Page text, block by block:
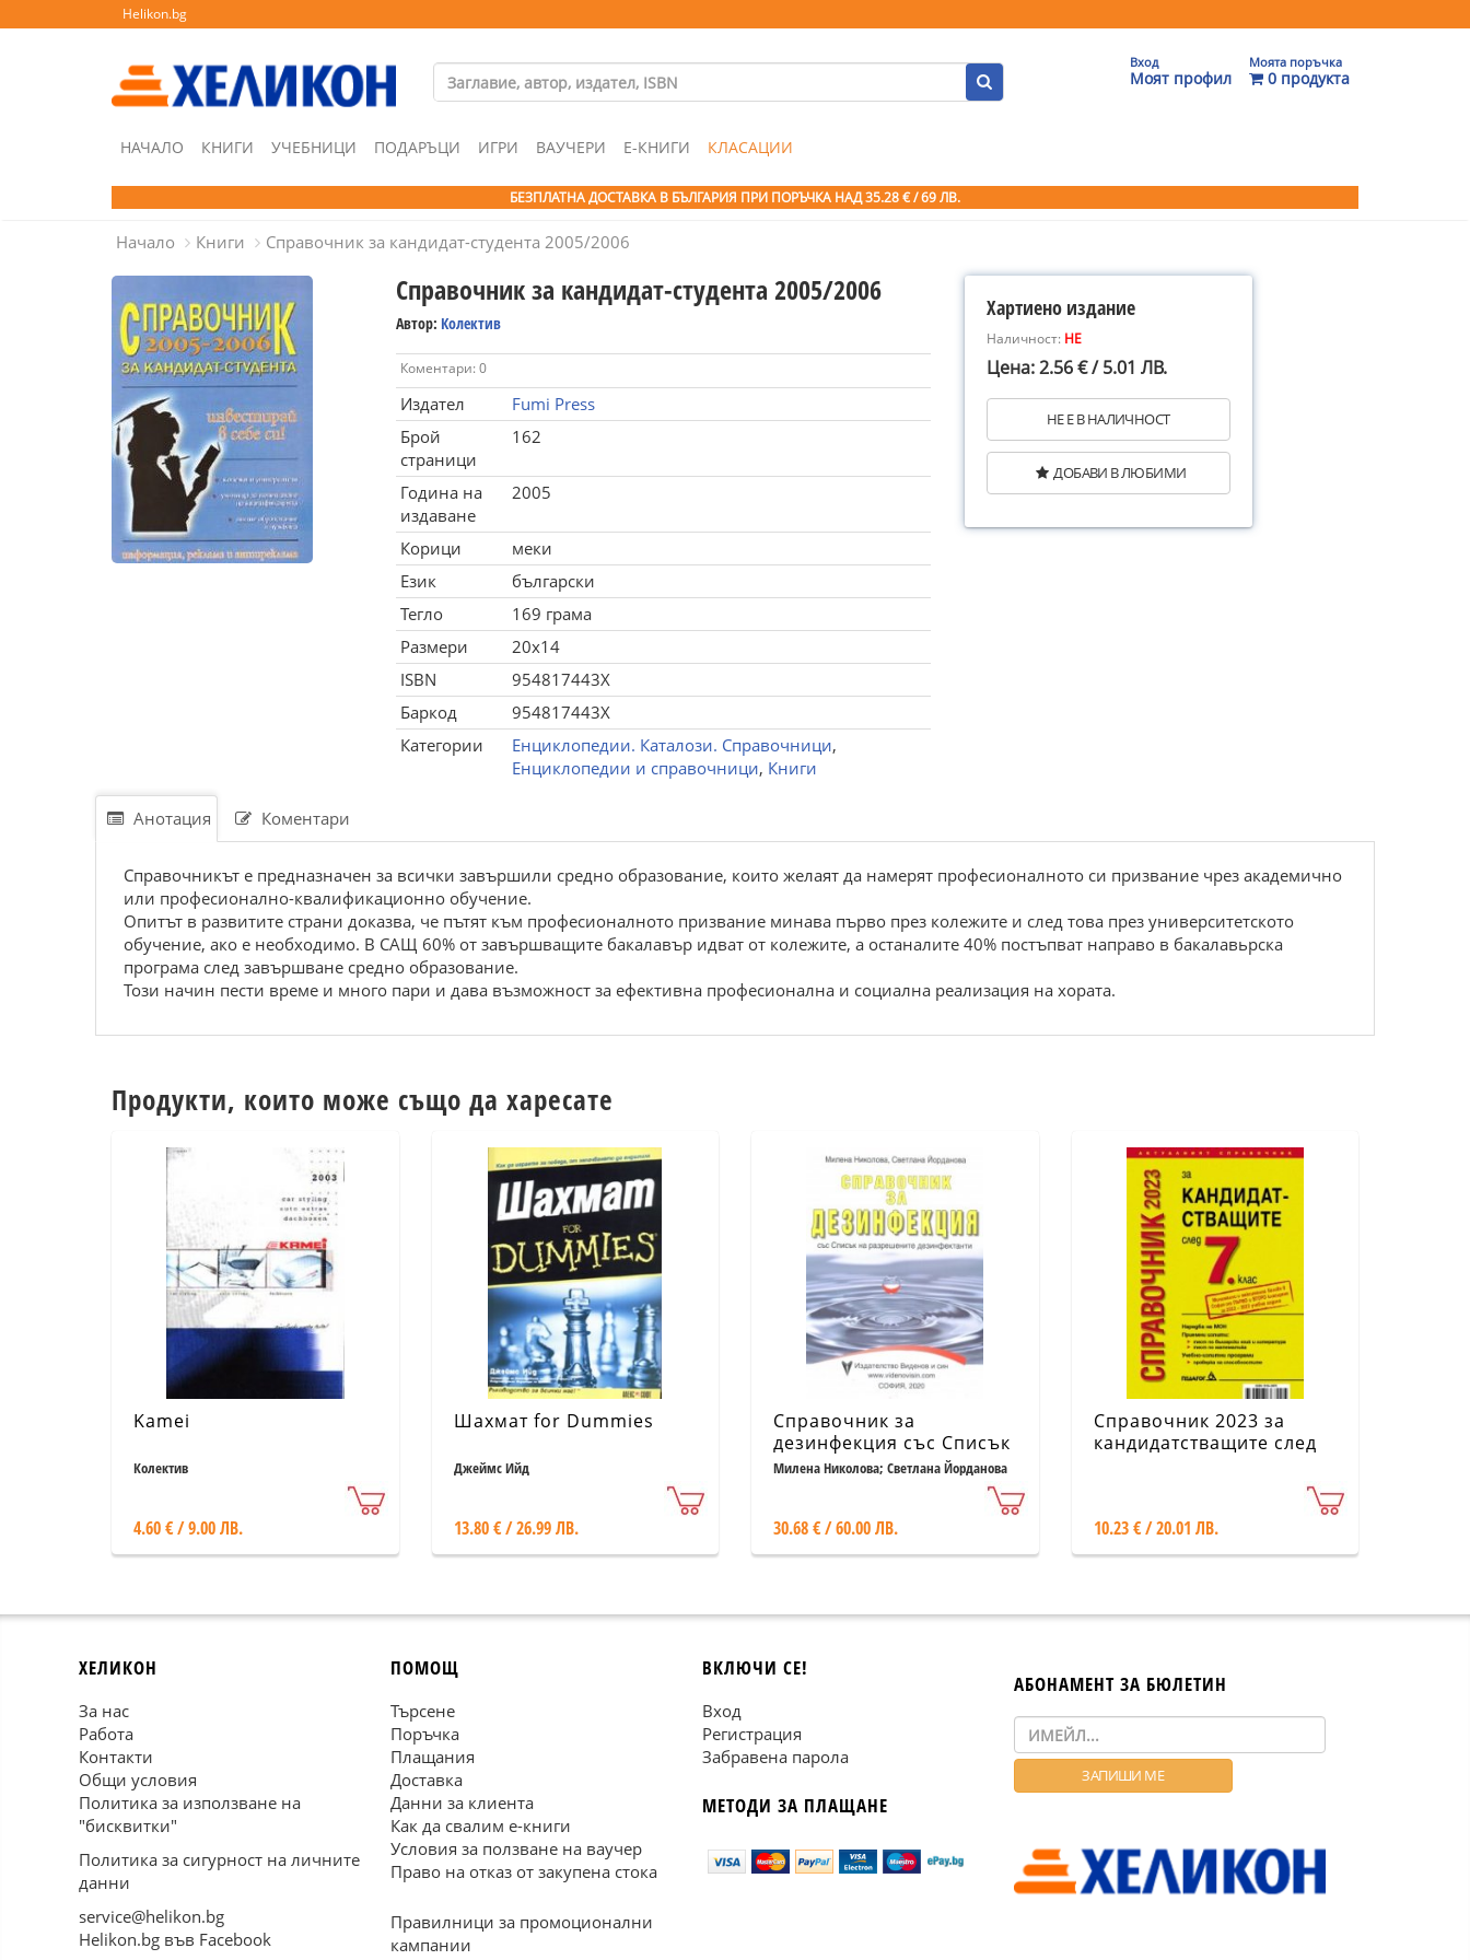
Helikon.bg
Вход
Моят профил
Моята поръчка
0 продукта
НАЧАЛО КНИГИ УЧЕБНИЦИ ПОДАРЪЦИ ИГРИ ВАУЧЕРИ Е-КНИГИ КЛАСАЦИИ
БЕЗПЛАТНА ДОСТАВКА В БЪЛГАРИЯ ПРИ ПОРЪЧКА НАД 35.28 € / 69 ЛВ.
Начало Книги Справочник за кандидат-студента 2005/2006
Справочник за кандидат-студента 2005/2006
Автор: Колектив
Коментари: 0
Издател
Fumi Press
Брой
страници
162
Година на
издаване
2005
Корици
меки
Език
български
Тегло
169 грама
Размери
20x14
ISBN
954817443X
Баркод
954817443X
Категории
Енциклопедии. Каталози. Справочници,
Енциклопедии и справочници, Книги
Хартиено издание
Наличност: НЕ
Цена: 2.56 € / 5.01 ЛВ.
НЕ Е В НАЛИЧНОСТ
ДОБАВИ В ЛЮБИМИ
Анотация Коментари
Справочникът е предназначен за всички завършили средно образование, които желаят да намерят професионалното си призвание чрез академично
или професионално-квалификационно обучение.
Опитът в развитите страни доказва, че пътят към професионалното призвание минава първо през колежите и след това през университетското
обучение, ако е необходимо. В САЩ 60% от завършващите бакалавър идват от колежите, а останалите 40% постъпват направо в бакалавьрска
програма след завършване средно образование.
Този начин пести време и много пари и дава възможност за ефективна професионална и социална реализация на хората.
Продукти, които може също да харесате
Kamei
Колектив
4.60 € / 9.00 ЛВ.
Шахмат for Dummies
Джеймс Ийд
13.80 € / 26.99 ЛВ.
Справочник за
дезинфекция със Списък
на разрешените
Милена Николова; Светлана Йорданова
30.68 € / 60.00 ЛВ.
Справочник 2023 за
кандидатстващите след
10.23 € / 20.01 ЛВ.
ХЕЛИКОН
За нас
Работа
Контакти
Общи условия
Политика за използване на
"бисквитки"
Политика за сигурност на личните
данни
service@helikon.bg
Helikon.bg във Facebook
ПОМОЩ
Търсене
Поръчка
Плащания
Доставка
Данни за клиента
Как да свалим е-книги
Условия за ползване на ваучер
Право на отказ от закупена стока
Правилници за промоционални
кампании
ВКЛЮЧИ СЕ!
Вход
Регистрация
Забравена парола
МЕТОДИ ЗА ПЛАЩАНЕ
АБОНАМЕНТ ЗА БЮЛЕТИН